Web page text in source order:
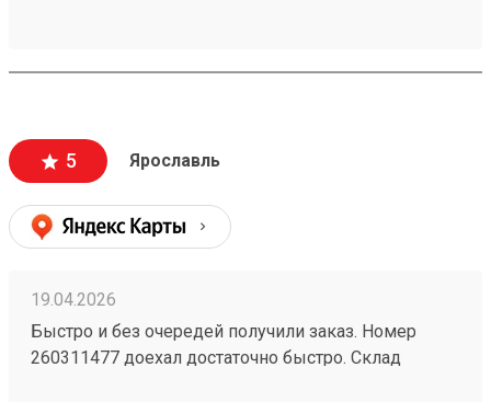
5 Ярославль
19.04.2026
Быстро и без очередей получили заказ. Номер
260311477 доехал достаточно быстро. Склад